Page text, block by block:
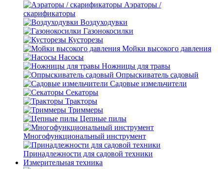
Аэраторы /
скарификаторы
Воздуходувки
Газонокосилки
Кусторезы
Мойки высокого давления
Насосы
Ножницы для травы
Опрыскиватель садовый
Садовые измельчители
Секаторы
Тракторы
Триммеры
Цепные пилы
Многофункциональный инструмент
Принадлежности для садовой техники
Измерительная техника